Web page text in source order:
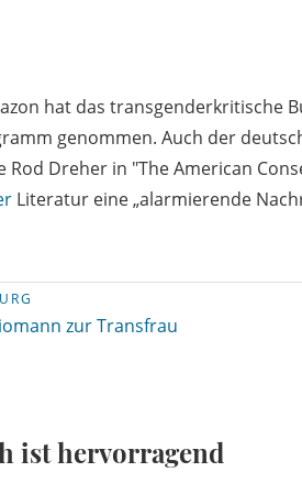
hat das transgenderkritische
genommen. Auch der
Rod Dreher in "The American
Literatur eine „alarmierende
zur Transfrau
ist hervorragend